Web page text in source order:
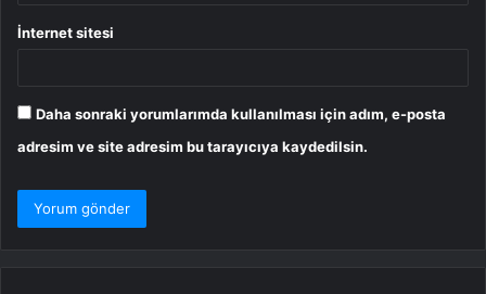
İnternet sitesi
Daha sonraki yorumlarımda kullanılması için adım, e-posta
adresim ve site adresim bu tarayıcıya kaydedilsin.